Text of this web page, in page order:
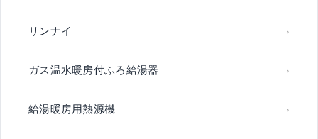
リンナイ
ガス温水暖房付ふろ給湯器
給湯暖房用熱源機